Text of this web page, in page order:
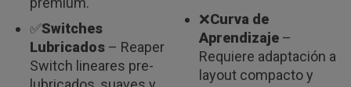
✅Switches
Lubricados– Reaper
Switch lineares pre-
❌Curva de
Aprendizaje–
Requiere adaptación a
layout compacto y